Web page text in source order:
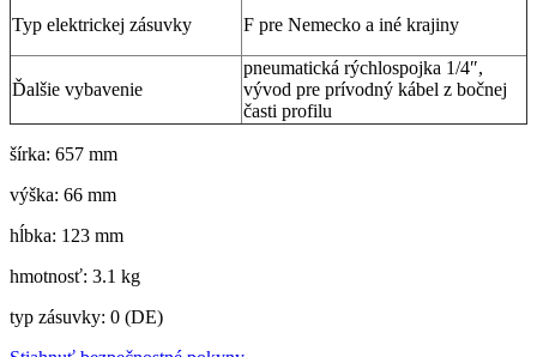
Typ elektrickej zásuvky F pre Nemecko a iné krajiny
Ďalšie vybavenie
pneumatická rýchlospojka 1/4″,
vývod pre prívodný kábel z bočnej
časti profilu
šírka: 657 mm
výška: 66 mm
hĺbka: 123 mm
hmotnosť: 3.1 kg
typ zásuvky: 0 (DE)